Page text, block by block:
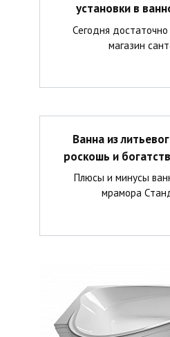
установки в
Сегодня
магазин
Ванна из
роскошь и
Плюсы и минусы
мрамора